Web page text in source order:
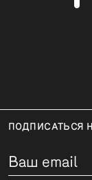
ПОДПИСАТЬСЯ